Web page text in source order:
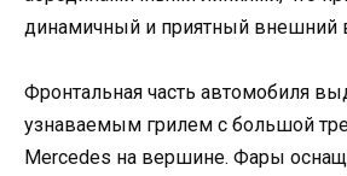
динамичный и приятный внешний
Фронтальная часть автомобиля
узнаваемым грилем с большой
Mercedes на вершине. Фары